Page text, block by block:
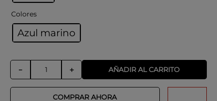
Colores
Azul marino
＋
－ AÑADIR AL CARRITO
COMPRAR AHORA